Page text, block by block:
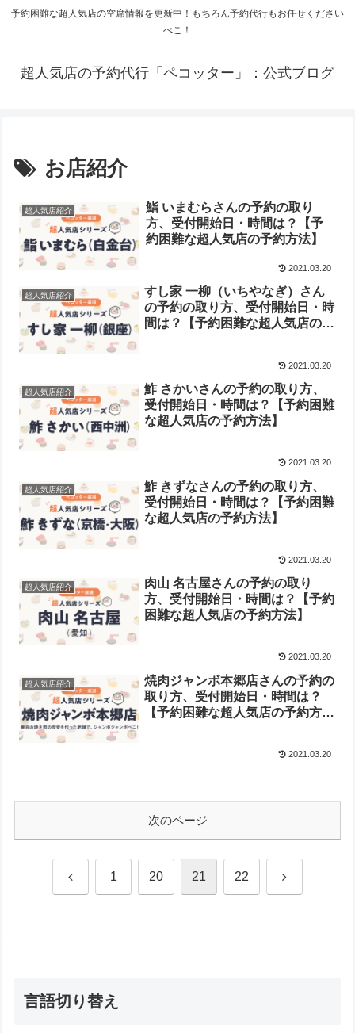
予約困難な超人気店の空席情報を更新中！もちろん予約代行もお任せください
ぺこ！
超人気店の予約代行「ペコッター」：公式ブログ
お店紹介
超人気店紹介
鮨 いまむらさんの予約の取り
方、受付開始日・時間は？【予
約困難な超人気店の予約方法】
2021.03.20
超人気店紹介
すし家 一柳（いちやなぎ）さん
の予約の取り方、受付開始日・時
間は？【予約困難な超人気店の予
2021.03.20
超人気店紹介
鮓 さかいさんの予約の取り方、
受付開始日・時間は？【予約困難
な超人気店の予約方法】
2021.03.20
超人気店紹介
鮓 きずなさんの予約の取り方、
受付開始日・時間は？【予約困難
な超人気店の予約方法】
2021.03.20
超人気店紹介
肉山 名古屋さんの予約の取り
方、受付開始日・時間は？【予約
困難な超人気店の予約方法】
2021.03.20
超人気店紹介
焼肉ジャンボ本郷店さんの予約の
取り方、受付開始日・時間は？
【予約困難な超人気店の予約方
2021.03.20
次のページ
前 1 20 21 22 次
言語切り替え